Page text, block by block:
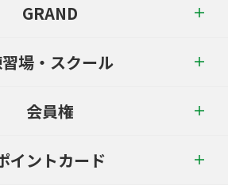
GRAND
場・スクール
会員権
イントカード